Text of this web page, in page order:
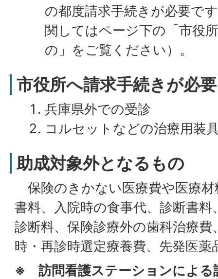
の都度請求手続きが必要で
関してはページ下の「市役
の」をご覧ください）。
市役所へ請求手続きが必
兵庫県外での受診
コルセットなどの治療用装
助成対象外となるもの
保険のきかない医療費や医療
書料、入院時の食事代、診断書
診断料、保険診療外の歯科治療費
時・再診時選定療養費、先発医
※ 訪問看護ステーションによる